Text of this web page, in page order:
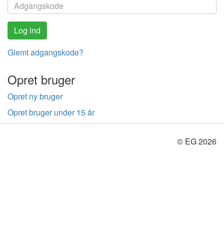
Glemt adgangskode?
Opret bruger
Opret ny bruger
Opret bruger under 15 år
© EG 2026